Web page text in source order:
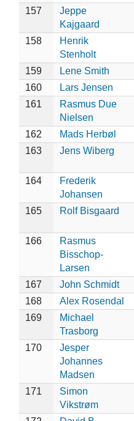
157
Jeppe
Kajgaard
158
Henrik
Stenholt
159 Lene Smith
160
Lars Jensen
161
Rasmus Due
Nielsen
162 Mads Herbøl
163
Jens Wiberg
164
Frederik
Johansen
165 Rolf Bisgaard
166
Rasmus
Bisschop-
Larsen
167 John Schmidt
168
Alex Rosendal
169
Michael
Trasborg
170
Jesper
Johannes
Madsen
171
Simon
Vikstrøm